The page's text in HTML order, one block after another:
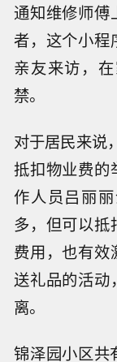
通知维修师傅
者，这个小程
亲友来访，
禁。
对于居民来说
抵扣物业费的
作人员吕丽
多，但可以抵
费用，也有效
送礼品的活动
离。
锦泽园小区共